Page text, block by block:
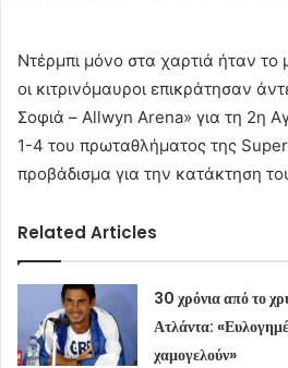
Ντέρμπι μόνο στα χαρτιά ήταν το
οι κιτρινόμαυροι επικράτησαν
Σοφιά – Allwyn Arena» για τη 2η
1-4 του πρωταθλήματος της
προβάδισμα για την κατάκτηση
Related Articles
30 χρόνια από το
Ατλάντα:
χαμογελούν»